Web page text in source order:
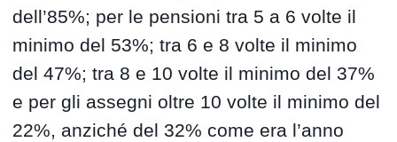
dell’85%; per le pensioni tra 5 a 6 volte il
minimo del 53%; tra 6 e 8 volte il minimo
del 47%; tra 8 e 10 volte il minimo del 37%
e per gli assegni oltre 10 volte il minimo del
22%, anziché del 32% come era l’anno